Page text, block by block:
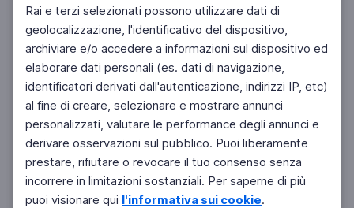
Rai e terzi selezionati possono utilizzare dati di
geolocalizzazione, l'identificativo del dispositivo,
archiviare e/o accedere a informazioni sul dispositivo ed
elaborare dati personali (es. dati di navigazione,
identificatori derivati dall'autenticazione, indirizzi IP, etc)
al fine di creare, selezionare e mostrare annunci
personalizzati, valutare le performance degli annunci e
derivare osservazioni sul pubblico. Puoi liberamente
prestare, rifiutare o revocare il tuo consenso senza
incorrere in limitazioni sostanziali. Per saperne di più
puoi visionare qui l'informativa sui cookie.